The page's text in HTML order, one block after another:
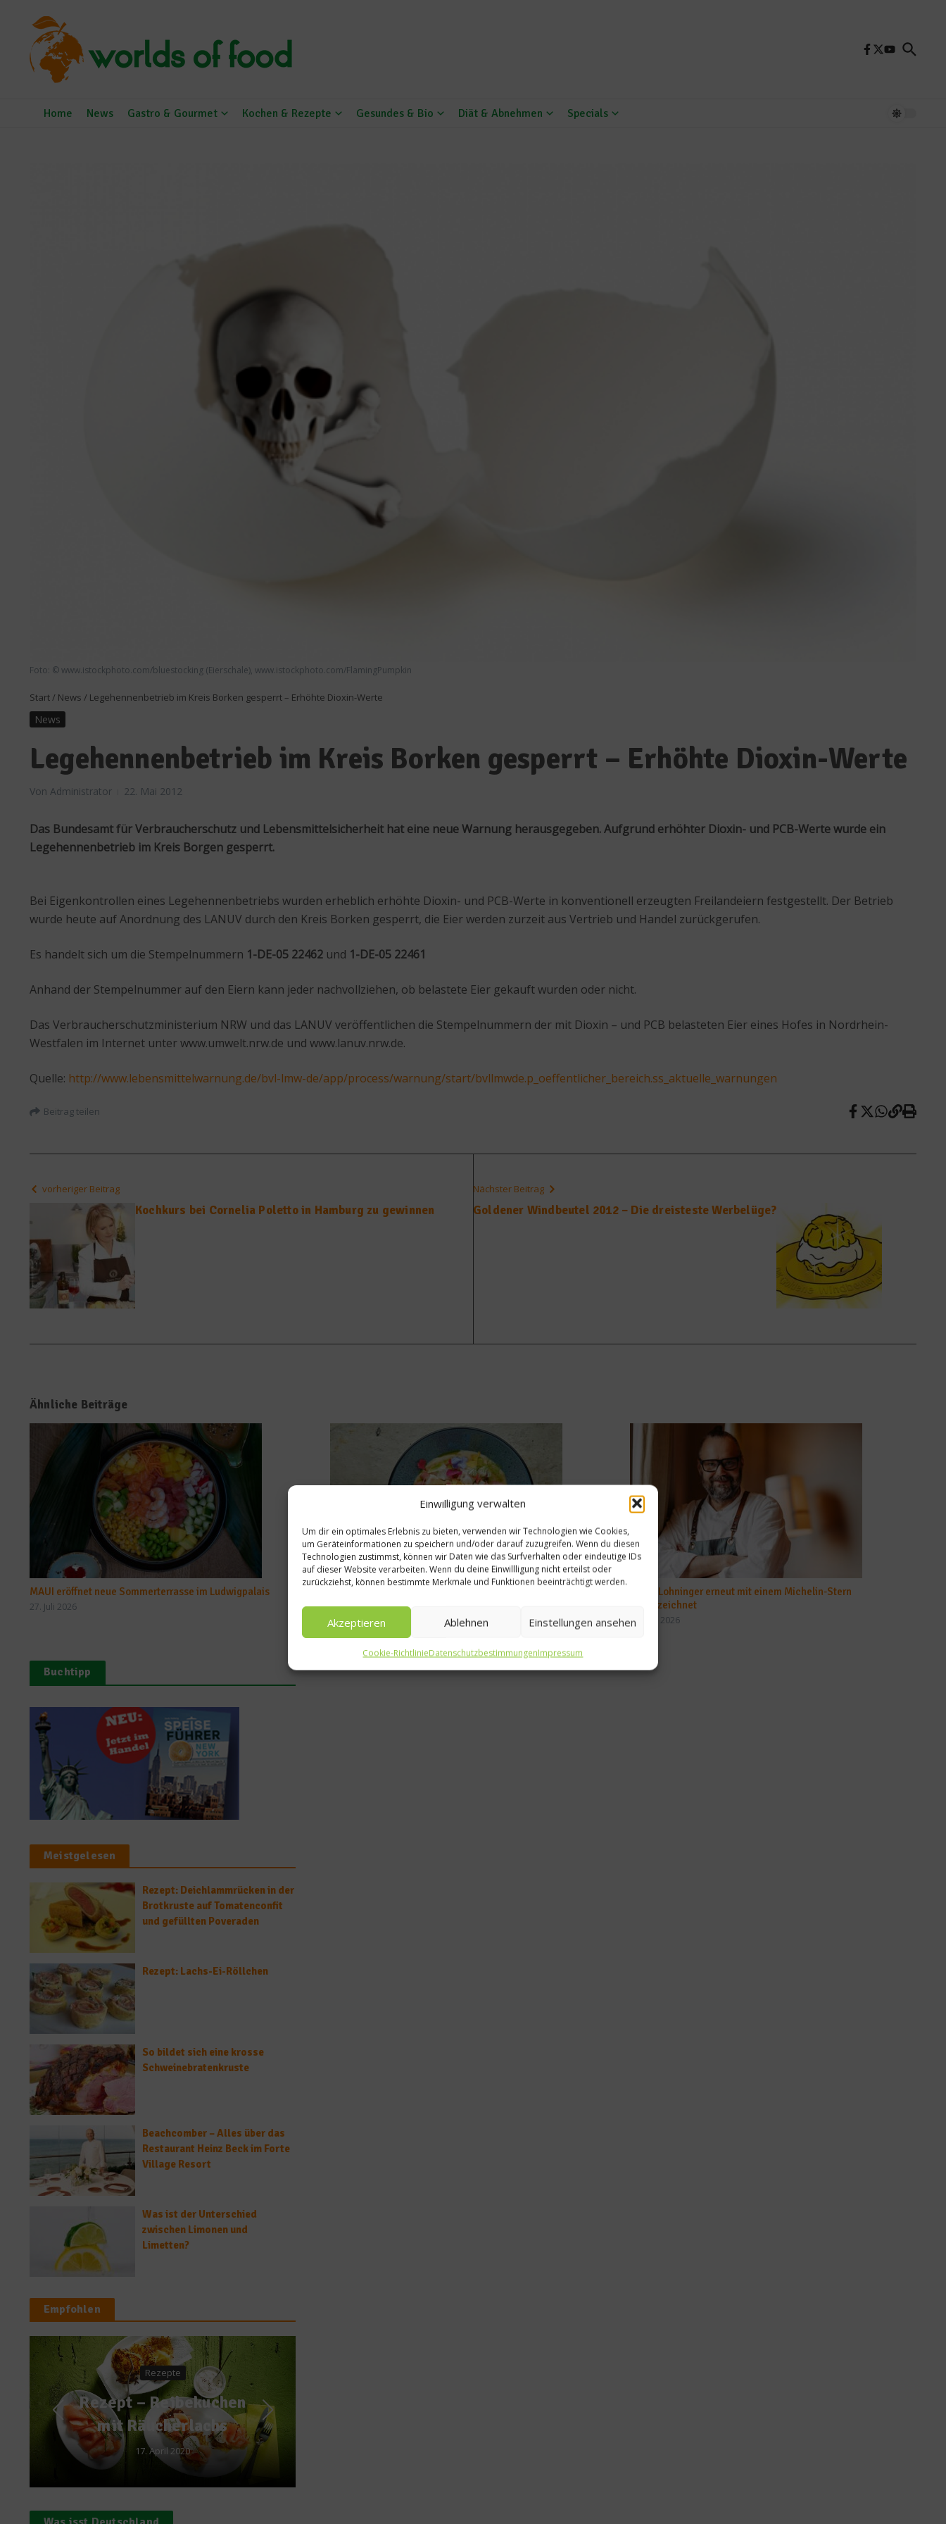
Einwilligung verwalten
Um dir ein optimales Erlebnis zu bieten, verwenden wir Technologien wie Cookies,
um Geräteinformationen zu speichern und/oder darauf zuzugreifen. Wenn du diesen
Technologien zustimmst, können wir Daten wie das Surfverhalten oder eindeutige IDs
auf dieser Website verarbeiten. Wenn du deine Einwillligung nicht erteilst oder
zurückziehst, können bestimmte Merkmale und Funktionen beeinträchtigt werden.
Akzeptieren Ablehnen Einstellungen ansehen
Cookie-RichtlinieDatenschutzbestimmungenImpressum
Home News Gastro & Gourmet Kochen & Rezepte Gesundes & Bio Diät & Abnehmen Specials
Foto: © www.istockphoto.com/bluestocking (Eierschale), www.istockphoto.com/FlamingPumpkin
Start/ News / Legehennenbetrieb im Kreis Borken gesperrt – Erhöhte Dioxin-Werte
News
Legehennenbetrieb im Kreis Borken gesperrt – Erhöhte Dioxin-Werte
Von Administrator 22. Mai 2012
Das Bundesamt für Verbraucherschutz und Lebensmittelsicherheit hat eine neue Warnung herausgegeben. Aufgrund erhöhter Dioxin- und PCB-Werte wurde ein
Legehennenbetrieb im Kreis Borgen gesperrt.
Bei Eigenkontrollen eines Legehennenbetriebs wurden erheblich erhöhte Dioxin- und PCB-Werte in konventionell erzeugten Freilandeiern festgestellt. Der Betrieb
wurde heute auf Anordnung des LANUV durch den Kreis Borken gesperrt, die Eier werden zurzeit aus Vertrieb und Handel zurückgerufen.
Es handelt sich um die Stempelnummern 1-DE-05 22462 und 1-DE-05 22461
Anhand der Stempelnummer auf den Eiern kann jeder nachvollziehen, ob belastete Eier gekauft wurden oder nicht.
Das Verbraucherschutzministerium NRW und das LANUV veröffentlichen die Stempelnummern der mit Dioxin – und PCB belasteten Eier eines Hofes in Nordrhein-
Westfalen im Internet unter www.umwelt.nrw.de und www.lanuv.nrw.de.
Quelle: http://www.lebensmittelwarnung.de/bvl-lmw-de/app/process/warnung/start/bvllmwde.p_oeffentlicher_bereich.ss_aktuelle_warnungen
Beitrag teilen
vorheriger Beitrag
Kochkurs bei Cornelia Poletto in Hamburg zu gewinnen
Nächster Beitrag
Goldener Windbeutel 2012 – Die dreisteste Werbelüge?
Ähnliche Beiträge
MAUI eröffnet neue Sommerterrasse im Ludwigpalais
27. Juli 2026 17. Juli 2026
Mario Lohninger erneut mit einem Michelin-Stern
ausgezeichnet
24. Juni 2026
Buchtipp
Meistgelesen
Rezept: Deichlammrücken in der
Brotkruste auf Tomatenconfit
und gefüllten Poveraden
Rezept: Lachs-Ei-Röllchen
So bildet sich eine krosse
Schweinebratenkruste
Beachcomber – Alles über das
Restaurant Heinz Beck im Forte
Village Resort
Was ist der Unterschied
zwischen Limonen und
Limetten?
Empfohlen
Kochen & Rezepte
Ein Käse mit Tradition
– Le Gruyère
27. Februar 2015